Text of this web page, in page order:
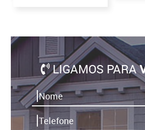
LIGAMOS PARA